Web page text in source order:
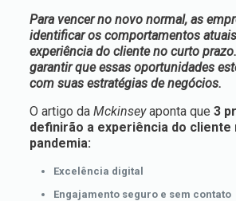
Para vencer no novo normal, as
identificar os comportamentos
experiência do cliente no curto
garantir que essas oportunidades
com suas estratégias de negócios.
O artigo da Mckinseyaponta que 3
definirão a experiência do cliente
pandemia:
Excelência digital
Engajamento seguro e sem contato